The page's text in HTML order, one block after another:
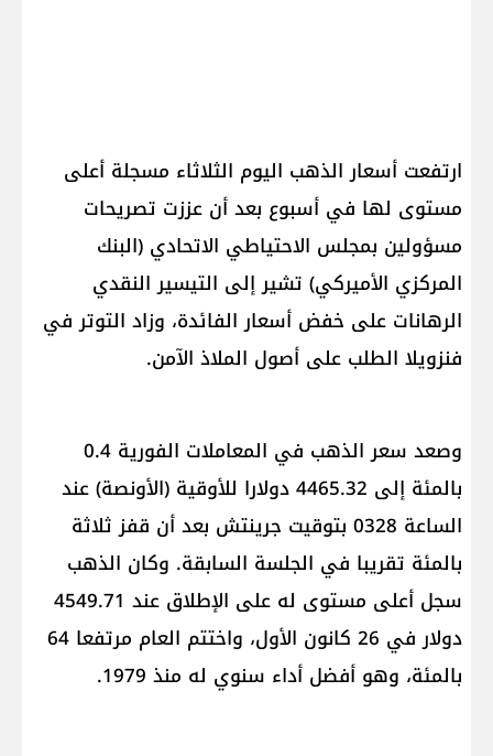
ارتفعت ​أسعار الذهب​ اليوم الثلاثاء مسجلة أعلى
مستوى لها في أسبوع بعد أن عززت تصريحات
مسؤولين بمجلس الاحتياطي الاتحادي (البنك
المركزي الأميركي) تشير إلى التيسير النقدي
الرهانات على خفض أسعار الفائدة، وزاد التوتر في
فنزويلا الطلب على أصول الملاذ الآمن.
وصعد سعر الذهب في المعاملات الفورية 0.4
بالمئة إلى 4465.32 دولارا للأوقية (الأونصة) عند
الساعة 0328 بتوقيت جرينتش بعد أن قفز ثلاثة
بالمئة تقريبا في الجلسة السابقة. وكان الذهب
سجل أعلى مستوى له على الإطلاق عند 4549.71
دولار في 26 كانون الأول، واختتم العام مرتفعا 64
بالمئة، وهو أفضل أداء سنوي له منذ 1979.